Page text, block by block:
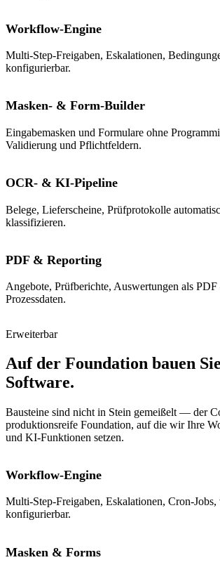
Workflow-Engine
Multi-Step-Freigaben, Eskalationen,
konfigurierbar.
Masken- & Form-Builder
Eingabemasken und Formulare ohne
Validierung und Pflichtfeldern.
OCR- & KI-Pipeline
Belege, Lieferscheine, Prüfprotokolle
klassifizieren.
PDF & Reporting
Angebote, Prüfberichte, Auswertungen als
Prozessdaten.
Erweiterbar
Auf der Foundation bauen
Software.
Bausteine sind nicht in Stein gemeißelt — der
produktionsreife Foundation, auf die wir Ihre
und KI-Funktionen setzen.
Workflow-Engine
Multi-Step-Freigaben, Eskalationen, Cron-Jobs,
konfigurierbar.
Masken & Forms